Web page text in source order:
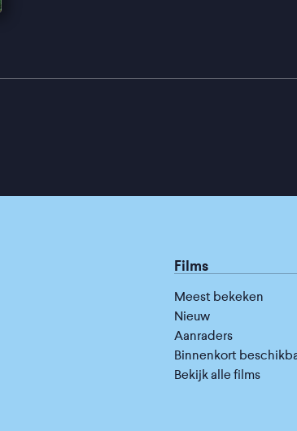
Films
Meest bekeken
Nieuw
Aanraders
Binnenkort
Bekijk alle films